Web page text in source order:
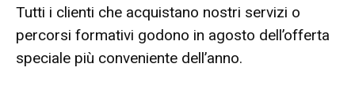
Tutti i clienti che acquistano nostri servizi o
percorsi formativi godono in agosto dell’offerta
speciale più conveniente dell’anno.